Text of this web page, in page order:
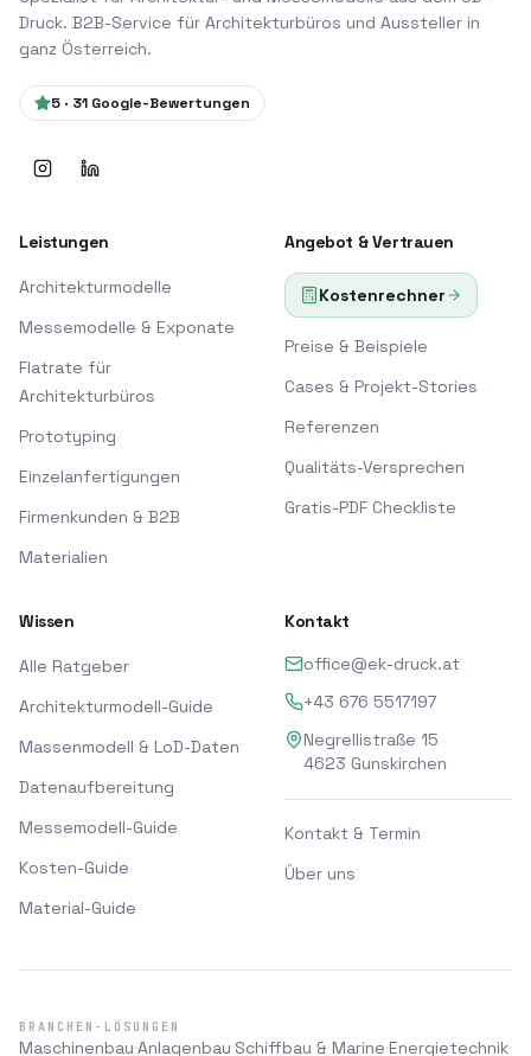
Druck. B2B-Service für Architekturbüros und Aussteller in
ganz Österreich.
5 · 31 Google-Bewertungen
Leistungen
Architekturmodelle
Messemodelle & Exponate
Flatrate für
Architekturbüros
Prototyping
Einzelanfertigungen
Firmenkunden & B2B
Materialien
Angebot & Vertrauen
Kostenrechner
Preise & Beispiele
Cases & Projekt-Stories
Referenzen
Qualitäts-Versprechen
Gratis-PDF Checkliste
Wissen
Alle Ratgeber
Architekturmodell-Guide
Massenmodell & LoD-Daten
Datenaufbereitung
Messemodell-Guide
Kosten-Guide
Material-Guide
Kontakt
office@ek-druck.at
+43 676 5517197
Negrellistraße 15
4623 Gunskirchen
Kontakt & Termin
Über uns
BRANCHEN-LÖSUNGEN
Maschinenbau·Anlagenbau·Schiffbau & Marine·Energietechnik·